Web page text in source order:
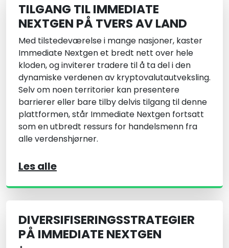
TILGANG TIL IMMEDIATE
NEXTGEN PÅ TVERS AV LAND
Med tilstedeværelse i mange nasjoner, kaster
Immediate Nextgen et bredt nett over hele
kloden, og inviterer tradere til å ta del i den
dynamiske verdenen av kryptovalutautveksling.
Selv om noen territorier kan presentere
barrierer eller bare tilby delvis tilgang til denne
plattformen, står Immediate Nextgen fortsatt
som en utbredt ressurs for handelsmenn fra
alle verdenshjørner.
Les alle
DIVERSIFISERINGSSTRATEGIER
PÅ IMMEDIATE NEXTGEN